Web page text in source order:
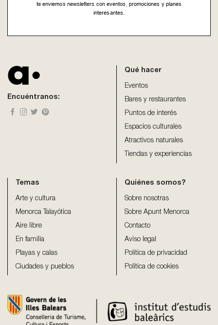
te enviemos newsletters con eventos, promociones y planes
interesantes.
left
Encuéntranos:
Qué hacer
Eventos
Bares y restaurantes
Puntos de interés
Espacios culturales
Atractivos naturales
Tiendas y experiencias
Temas
Arte y cultura
Menorca Talayótica
Aire libre
En familia
Playas y calas
Ciudades y pueblos
Quiénes somos?
Sobre nosotras
Sobre Apunt Menorca
Contacto
Aviso legal
Política de privacidad
Política de cookies